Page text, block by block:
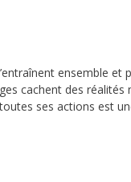
ensemble
cachent des réalités
ses actions est